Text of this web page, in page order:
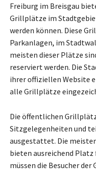
Freiburg im Breisgau
Grillplätze im
werden können. Diese
Parkanlagen, im
meisten dieser Plätze
reserviert werden. Die
ihrer offiziellen Website
alle Grillplätze
Die öffentlichen
Sitzgelegenheiten und
ausgestattet. Die
bieten ausreichend
müssen die Besucher